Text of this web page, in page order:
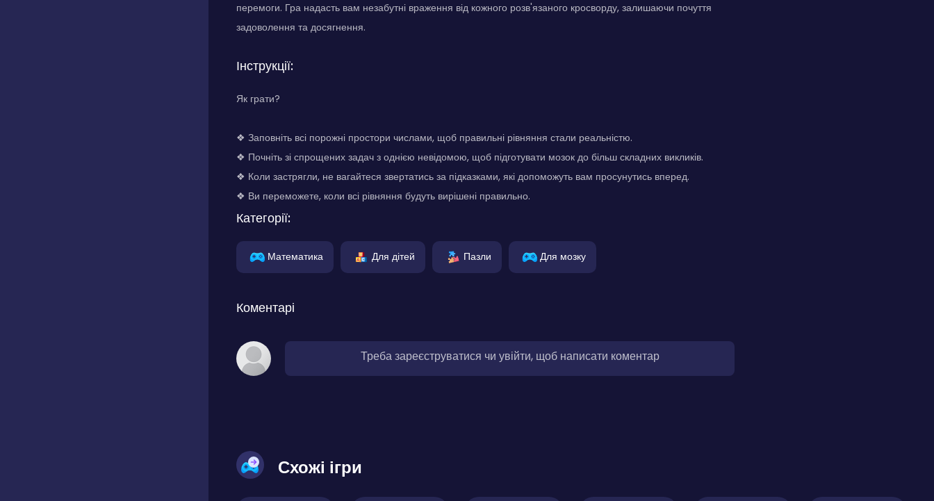
перемоги. Гра надасть вам незабутні враження від кожного розв'язаного кросворду, залишаючи почуття
задоволення та досягнення.
Інструкції:
Як грати?
❖ Заповніть всі порожні простори числами, щоб правильні рівняння стали реальністю.
❖ Почніть зі спрощених задач з однією невідомою, щоб підготувати мозок до більш складних викликів.
❖ Коли застрягли, не вагайтеся звертатись за підказками, які допоможуть вам просунутись вперед.
❖ Ви переможете, коли всі рівняння будуть вирішені правильно.
Категорії:
Математика Для дітей Пазли Для мозку
Коментарі
Треба зареєструватися чи увійти, щоб написати коментар
Схожі ігри